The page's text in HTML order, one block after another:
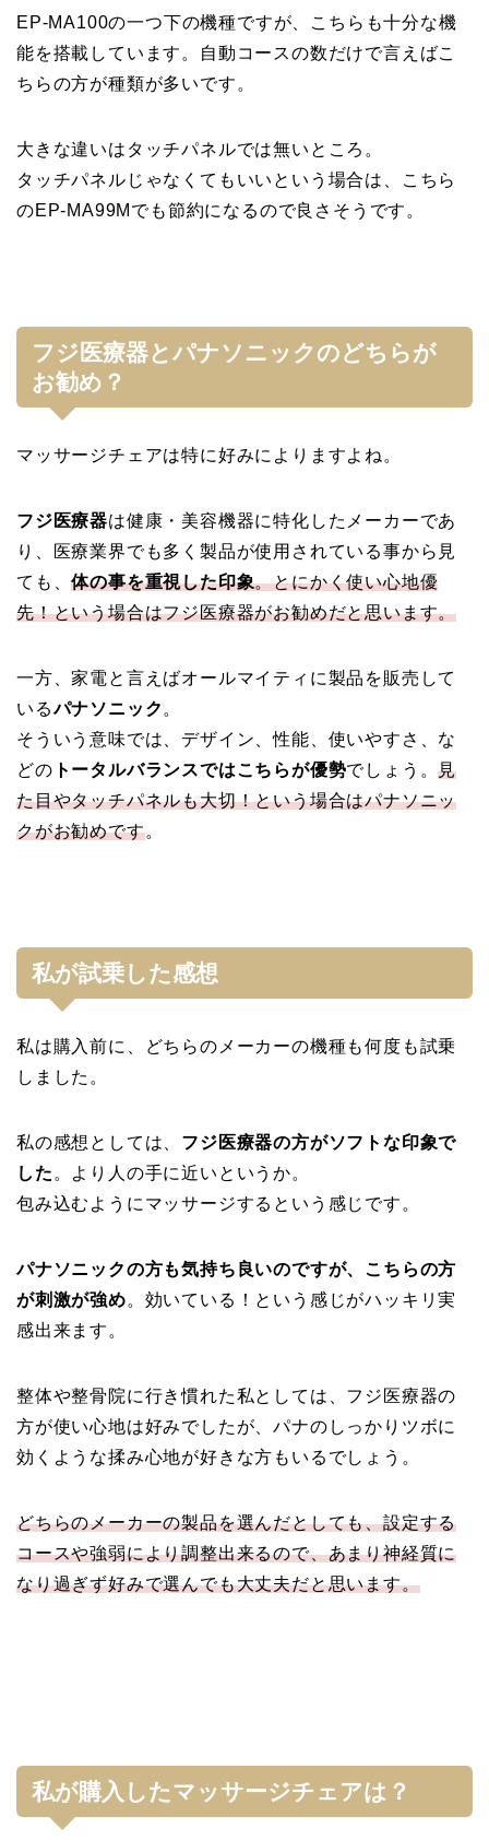
EP-MA100の一つ下の機種ですが、こちらも十分な機
能を搭載しています。自動コースの数だけで言えばこ
ちらの方が種類が多いです。
大きな違いはタッチパネルでは無いところ。
タッチパネルじゃなくてもいいという場合は、こちら
のEP-MA99Mでも節約になるので良さそうです。
フジ医療器とパナソニックのどちらが
お勧め？
マッサージチェアは特に好みによりますよね。
フジ医療器は健康・美容機器に特化したメーカーであ
り、医療業界でも多く製品が使用されている事から見
ても、体の事を重視した印象。とにかく使い心地優
先！という場合はフジ医療器がお勧めだと思います。
一方、家電と言えばオールマイティに製品を販売して
いるパナソニック 。
そういう意味では、デザイン、性能、使いやすさ、な
どの トータルバランスではこちらが優勢でしょう。見
た目やタッチパネルも大切！という場合はパナソニッ
クがお勧めです。
私が試乗した感想
私は購入前に、どちらのメーカーの機種も何度も試乗
しました。
私の感想としては、 フジ医療器の方がソフトな印象で
した 。より人の手に近いというか。
包み込むようにマッサージするという感じです。
パナソニックの方も気持ち良いのですが、こちらの方
が刺激が強め。効いている！という感じがハッキリ実
感出来ます。
整体や整骨院に行き慣れた私としては、フジ医療器の
方が使い心地は好みでしたが、パナのしっかりツボに
効くような揉み心地が好きな方もいるでしょう。
どちらのメーカーの製品を選んだとしても、設定する
コースや強弱により調整出来るので、あまり神経質に
なり過ぎず好みで選んでも大丈夫だと思います。
私が購入したマッサージチェアは？